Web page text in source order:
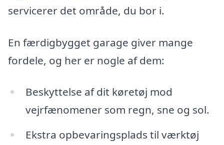
servicerer det område, du bor i.
En færdigbygget garage giver mange
fordele, og her er nogle af dem:
Beskyttelse af dit køretøj mod
vejrfænomener som regn, sne og sol.
Ekstra opbevaringsplads til værktøj